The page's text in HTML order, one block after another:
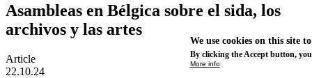
Asambleas en Bélgica sobre el sida, los
archivos y las artes
Article
22.10.24
We use cookies on this site
By clicking the Accept button,
More info